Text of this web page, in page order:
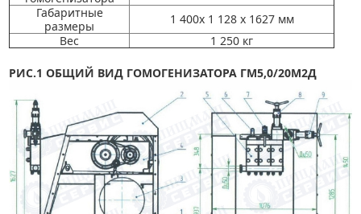
Габаритные
размеры
1 400х 1 128 х 1627 мм
Вес
1 250 кг
РИС.1 ОБЩИЙ ВИД ГОМОГЕНИЗАТОРА ГМ5,0/20М2Д